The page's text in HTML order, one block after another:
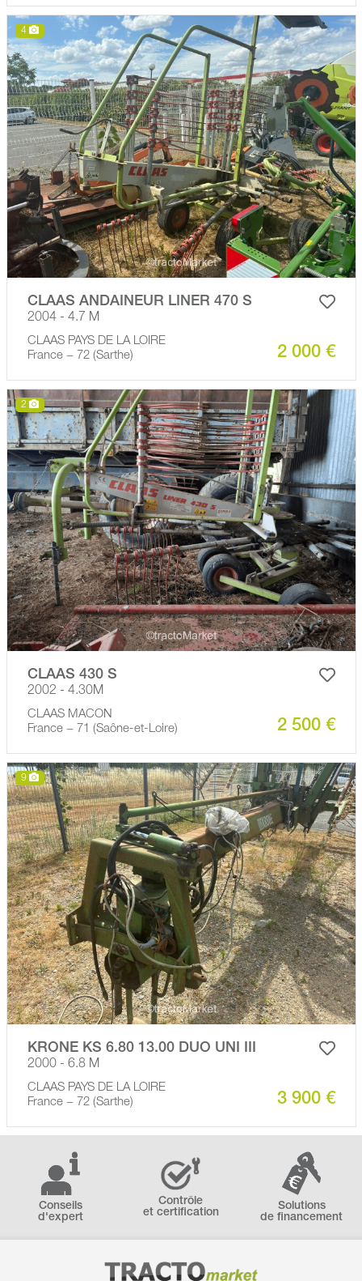
4
CLAAS ANDAINEUR LINER 470 S
2004 - 4.7 M
CLAAS PAYS DE LA LOIRE
France − 72 (Sarthe)
2 000 €
2
CLAAS 430 S
2002 - 4.30M
CLAAS MACON
France − 71 (Saône-et-Loire)
2 500 €
9
KRONE KS 6.80 13.00 DUO UNI III
2000 - 6.8 M
CLAAS PAYS DE LA LOIRE
France − 72 (Sarthe)
3 900 €
Conseils
d'expert
Contrôle
et certification
Solutions
de financement